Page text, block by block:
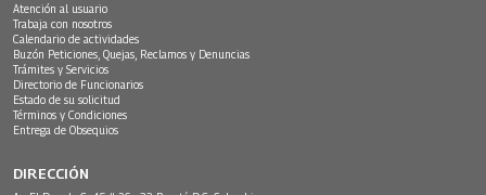
Atención al usuario
Trabaja con nosotros
Calendario de actividades
Buzón Peticiones, Quejas, Reclamos y Denuncias
Trámites y Servicios
Directorio de Funcionarios
Estado de su solicitud
Términos y Condiciones
Entrega de Obsequios
DIRECCIÓN